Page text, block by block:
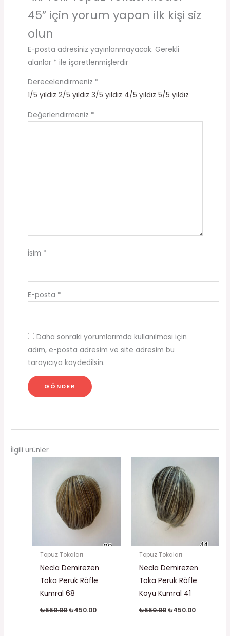
45” için yorum yapan ilk kişi siz
olun
E-posta adresiniz yayınlanmayacak. Gerekli
alanlar * ile işaretlenmişlerdir
Derecelendirmeniz *
1/5 yıldız 2/5 yıldız 3/5 yıldız 4/5 yıldız 5/5 yıldız
Değerlendirmeniz *
İsim *
E-posta *
Daha sonraki yorumlarımda kullanılması için
adım, e-posta adresim ve site adresim bu
tarayıcıya kaydedilsin.
İlgili ürünler
Topuz Tokaları
Necla Demirezen
Toka Peruk Röfle
Kumral 68
₺550.00
₺550.00.
₺450.00
₺450.00.
Topuz Tokaları
Necla Demirezen
Toka Peruk Röfle
Koyu Kumral 41
₺550.00
fiyat:
₺550.00.
₺450.00